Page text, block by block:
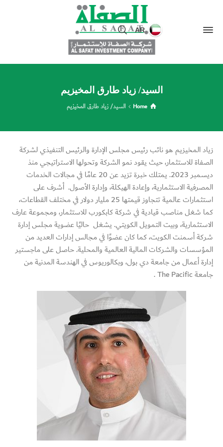
AR
السيد/ زياد طارق المخيزيم
Home
السيد/ زياد طارق المخيزيم
زياد المخيزيم هو نائب رئيس مجلس الإدارة والرئيس التنفيذي لشركة
الصفاة للاستثمار، حيث يقود نمو الشركة وتحولها الاستراتيجي منذ
ديسمبر 2023. يمتلك خبرة تزيد عن 20 عامًا في مجالات الخدمات
المصرفية الاستثمارية، وإعادة الهيكلة، وإدارة الأصول. أشرف على
استثمارات عالمية تتجاوز قيمتها 25 مليار دولار في مختلف القطاعات،
كما شغل مناصب قيادية في شركة كابكورب للاستثمار، ومجموعة عارف
الاستثمارية، وبيت التمويل الكويتي. يشغل حاليًا عضوية مجلس إدارة
شركة أسمنت الكويت، كما كان عضوًا في مجالس إدارات العديد من
المؤسسات والشركات المالية العالمية والمحلية. حاصل على ماجستير
إدارة أعمال من جامعة دي بول، وبكالوريوس في الهندسة المدنية من
جامعة The Pacific .
English العربية